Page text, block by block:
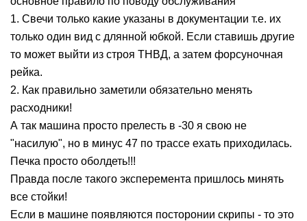
1. Свечи только какие указаны в документации т.е. их
только один вид с длянной юбкой. Если ставишь другие
то может выйти из строя ТНВД, а затем форсуночная
рейка.
2. Как правильно заметили обязательно менять
расходники!
А так машина просто прелесть в -30 я свою не
"насилую", но в минус 47 по трассе ехать приходилась.
Печка просто оболдеть!!!
Правда после такого эксперемента пришлось минять
все стойки!
Если в машине появляются посторонии скрипы - то это